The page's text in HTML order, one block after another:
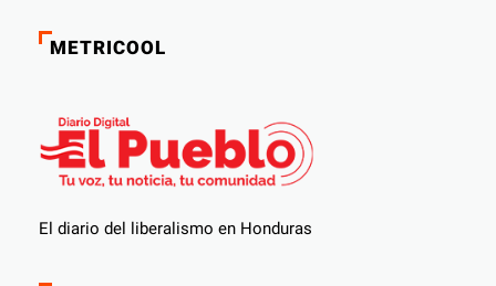
METRICOOL
El diario del liberalismo en Honduras